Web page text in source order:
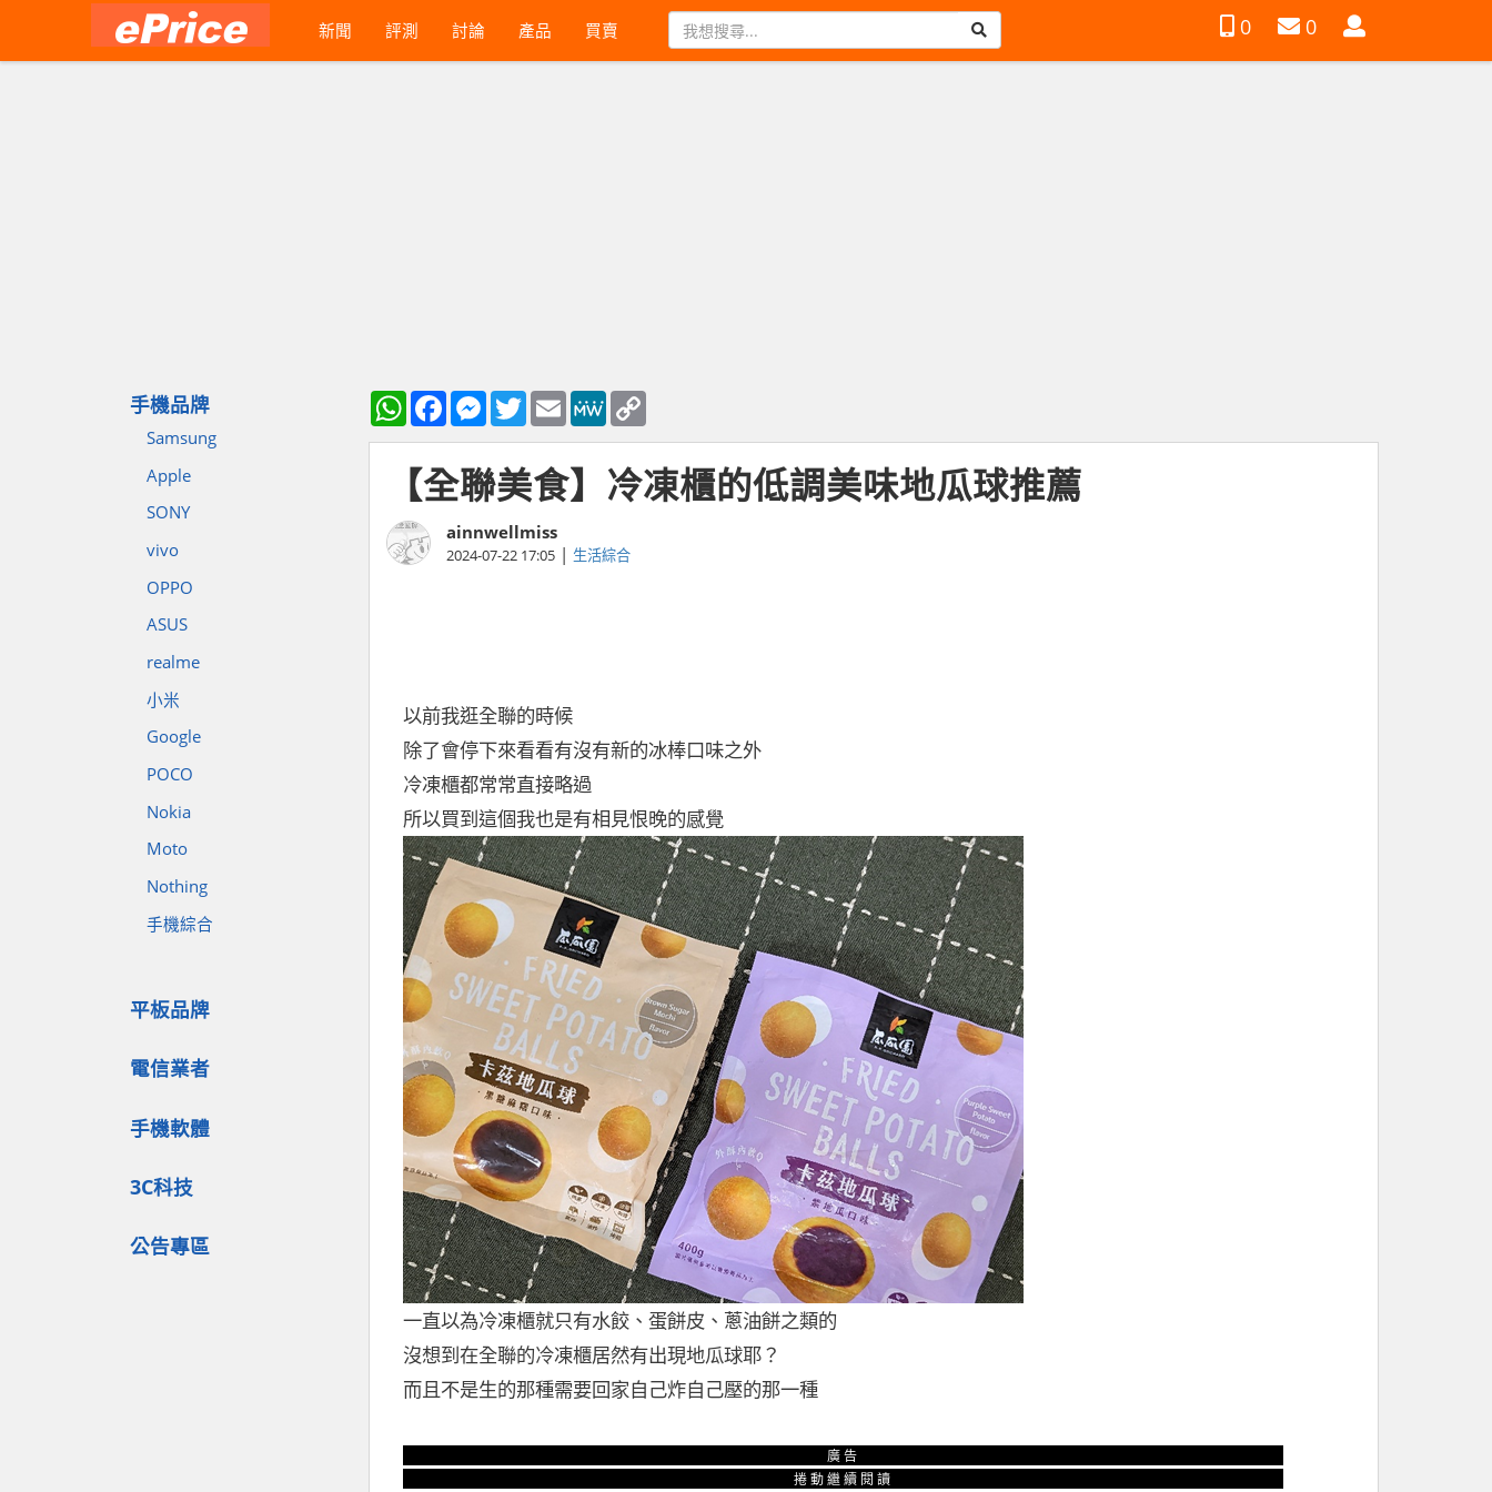
新聞 評測 討論 產品 買賣 0 0
會
手機品牌
Samsung
Apple
SONY
vivo
OPPO
ASUS
realme
小米
Google
POCO
Nokia
Moto
Nothing
手機綜合
平板品牌
電信業者
手機軟體
3C科技
公告專區
WhatsAppFacebookMessenger
TwitterEmail MeWe
【全聯美食】冷凍櫃的低調美味地瓜球推薦
ainnwellmiss
2024-07-22 17:05 | 生活綜合
以前我逛全聯的時候
除了會停下來看看有沒有新的冰棒口味之外
冷凍櫃都常常直接略過
所以買到這個我也是有相見恨晚的感覺
一直以為冷凍櫃就只有水餃、蛋餅皮、蔥油餅之類的
沒想到在全聯的冷凍櫃居然有出現地瓜球耶？
而且不是生的那種需要回家自己炸自己壓的那一種
廣告
捲動繼續閱讀